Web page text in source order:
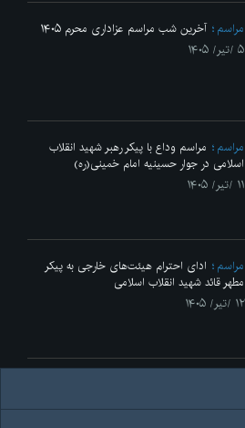
مراسم
آخرین شب مراسم عزاداری محرم ۱۴۰۵
۵ /تیر/ ۱۴۰۵
مراسم
مراسم وداع با پیکر رهبر شهید انقلاب
اسلامی در جوار حسینیه امام خمینی(ره)
۱۱ /تیر/ ۱۴۰۵
مراسم
ادای احترام هیئت‌های خارجی به پیکر
مطهر قائد شهید انقلاب اسلامی
۱۲ /تیر/ ۱۴۰۵